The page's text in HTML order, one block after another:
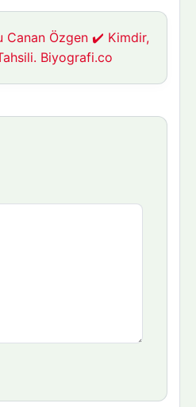
Canan Özgen ✔️ Kimdir,
Biyografi.co